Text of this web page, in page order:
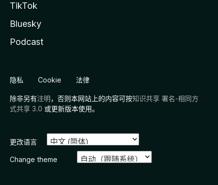
TikTok
Bluesky
Podcast
隐私 Cookie 法律
除非另有注明，否则本网站上的内容可按知识共享 署名-相同方
式共享 3.0 或更新版本使用。
更改语言
Change theme